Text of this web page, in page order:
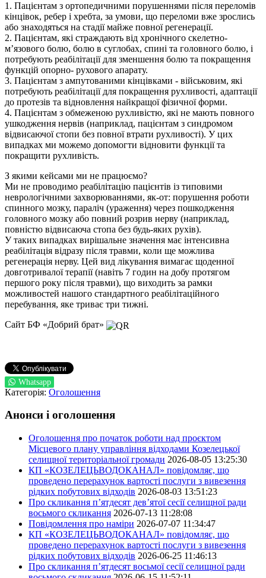
1. Пацієнтам з ортопедичними порушеннями після переломів
кінцівок, ребер і хребта, за умови, що переломи вже зрослись
або знаходяться на стадії майже повної регенерації.
2. Пацієнтам, які страждають від хронічного скелетно-
м’язового болю, болю в суглобах, спині та головного болю, і
потребують реабілітації для зменшення болю та покращення
функцій опорно- рухового апарату.
3. Пацієнтам з ампутованими кінцівками - військовим, які
потребують реабілітації для покращення рухливості, адаптації
до протезів та відновлення найкращої фізичної форми.
4. Пацієнтам з обмеженою рухливістю, які не мають повного
ушкодження нервів (наприклад, пацієнтам з синдромом
відвисаючої стопи без повної втрати рухливості). У цих
випадках ми можемо допомогти відновити функції та
покращити рухливість.
З якими кейсами ми не працюємо?
Ми не проводимо реабілітацію пацієнтів із типовими
неврологічними захворюваннями, як-от: порушення роботи
спинного мозку, параліч (ураження) через пошкодження
головного мозку або повний розрив нерву (наприклад,
повністю відвисаюча стопа без будь-яких рухів).
У таких випадках вирішальне значення має інтенсивна
реабілітація відразу після травми, коли ще можлива
регенерація нерву. Цей вид лікування вимагає щоденної
довготривалої терапії (навіть 7 годин на добу протягом
першого року після травми), що виходить за рамки
можливостей нашого стандартного реабілітаційного
перебування, яке триває три тижні.
Сайт БФ «Добрий брат»
Whatsapp
Категорія: Оголошення
Анонси і оголошення
Оголошення про початок роботи над проєктом
Місцевого плану управління відходами Козелецької
селищної територіальної громади 2026-08-05 13:25:30
КП «КОЗЕЛЕЦЬВОДОКАНАЛ» повідомляє, що
проведено перерахунок вартості послуги з вивезення
рідких побутових відходів 2026-08-03 13:51:23
Про скликання п’ятдесят дев’ятої сесії селищної ради
восьмого скликання 2026-07-13 11:28:08
Повідомлення про наміри 2026-07-07 11:34:47
КП «КОЗЕЛЕЦЬВОДОКАНАЛ» повідомляє, що
проведено перерахунок вартості послуги з вивезення
рідких побутових відходів 2026-06-25 11:46:13
Про скликання п’ятдесят восьмої сесії селищної ради